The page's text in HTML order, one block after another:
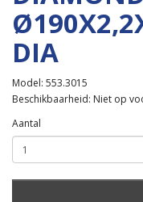
DIA
Model: 553.3015
Beschikbaarheid: Niet op
Aantal